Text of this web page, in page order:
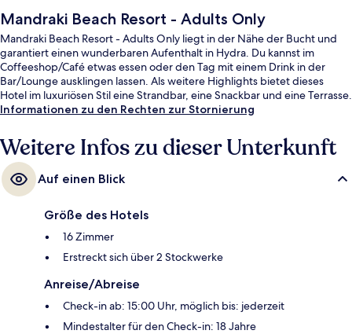
Mandraki Beach Resort - Adults Only
Mandraki Beach Resort - Adults Only liegt in der Nähe der Bucht und
garantiert einen wunderbaren Aufenthalt in Hydra. Du kannst im
Coffeeshop/Café etwas essen oder den Tag mit einem Drink in der
Bar/Lounge ausklingen lassen. Als weitere Highlights bietet dieses
Hotel im luxuriösen Stil eine Strandbar, eine Snackbar und eine Terrasse.
Informationen zu den Rechten zur Stornierung
Weitere Infos zu dieser Unterkunft
Auf einen Blick
Größe des Hotels
16 Zimmer
Erstreckt sich über 2 Stockwerke
Anreise/Abreise
Check-in ab: 15:00 Uhr, möglich bis: jederzeit
Mindestalter für den Check-in: 18 Jahre